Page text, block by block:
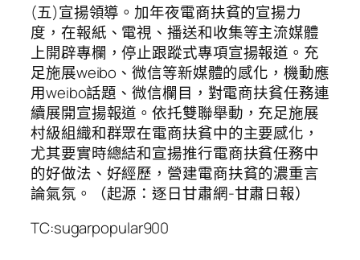
(五)宣揚領導。加年夜電商扶貧的宣揚力
度，在報紙、電視、播送和收集等主流媒體
上開辟專欄，停止跟蹤式專項宣揚報道。充
足施展weibo、微信等新媒體的感化，機動應
用weibo話題、微信欄目，對電商扶貧任務連
續展開宣揚報道。依托雙聯舉動，充足施展
村級組織和群眾在電商扶貧中的主要感化，
尤其要實時總結和宣揚推行電商扶貧任務中
的好做法、好經歷，營建電商扶貧的濃重言
論氣氛。（起源：逐日甘肅網-甘肅日報）
TC:sugarpopular900